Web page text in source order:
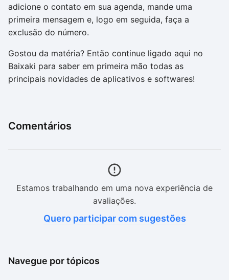
adicione o contato em sua agenda, mande uma
primeira mensagem e, logo em seguida, faça a
exclusão do número.
Gostou da matéria? Então continue ligado aqui no
Baixaki para saber em primeira mão todas as
principais novidades de aplicativos e softwares!
Comentários
Estamos trabalhando em uma nova experiência de
avaliações.
Quero participar com sugestões
Navegue por tópicos